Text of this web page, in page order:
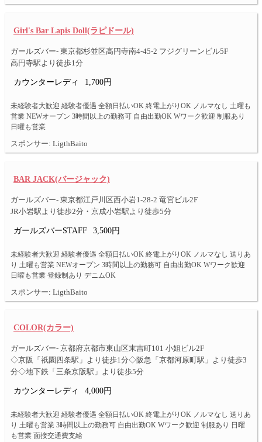
Girl's Bar Lapis Doll(ラピドール)
ガールズバー- 東京都杉並区高円寺南4-45-2 フジグリーンビル5F
高円寺駅より徒歩1分
カウンターレディ 1,700円
未経験者大歓迎 経験者優遇 全額日払いOK 終電上がりOK ノルマなし 土曜も
営業 NEWオープン 3時間以上の勤務可 自由出勤OK Wワーク歓迎 制服あり
日曜も営業
スポンサー: LigthBaito
BAR JACK(バージャック)
ガールズバー- 東京都江戸川区西小岩1-28-2 竜宮ビル2F
JR小岩駅より徒歩2分・京成小岩駅より徒歩5分
ガールズバーSTAFF 3,500円
未経験者大歓迎 経験者優遇 全額日払いOK 終電上がりOK ノルマなし 送りあ
り 土曜も営業 NEWオープン 3時間以上の勤務可 自由出勤OK Wワーク歓迎
日曜も営業 登録制あり デニムOK
スポンサー: LigthBaito
COLOR(カラー)
ガールズバー- 京都府京都市東山区末吉町101 小姐ビル2F
◇京阪「祇園四条駅」より徒歩1分◇阪急「京都河原町駅」より徒歩3
分◇地下鉄「三条京阪駅」より徒歩5分
カウンターレディ 4,000円
未経験者大歓迎 経験者優遇 全額日払いOK 終電上がりOK ノルマなし 送りあ
り 土曜も営業 3時間以上の勤務可 自由出勤OK Wワーク歓迎 制服あり 日曜
も営業 面接交通費支給